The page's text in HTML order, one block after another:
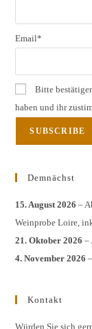
Email*
Bitte
haben und ihr
Demnächst
15. August 2026 –
Weinprobe Loire,
21. Oktober 2026 –
4. November 2026
Kontakt
Würden Sie sich